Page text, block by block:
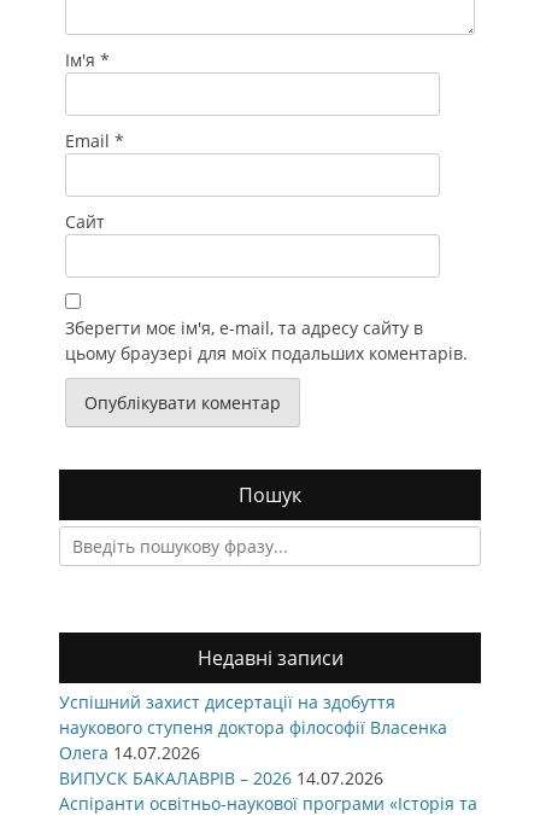
Ім'я *
Email *
Сайт
Зберегти моє ім'я, e-mail, та адресу сайту в
цьому браузері для моїх подальших коментарів.
Пошук
Search
for:
Недавні записи
Успішний захист дисертації на здобуття
наукового ступеня доктора філософії Власенка
Олега 14.07.2026
ВИПУСК БАКАЛАВРІВ – 2026 14.07.2026
Аспіранти освітньо-наукової програми «Історія та